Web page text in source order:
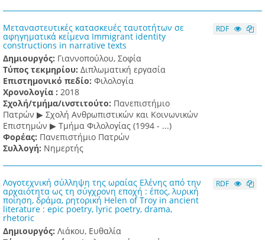
Μεταναστευτικές κατασκευές ταυτοτήτων σε
αφηγηματικά κείμενα Immigrant identity
constructions in narrative texts
Δημιουργός: Γιαννοπούλου, Σοφία
Τύπος τεκμηρίου: Διπλωματική εργασία
Επιστημονικό πεδίο: Φιλολογία
Χρονολογία : 2018
Σχολή/τμήμα/ινστιτούτο: Πανεπιστήμιο
Πατρών ▶ Σχολή Ανθρωπιστικών και Κοινωνικών
Επιστημών ▶ Τμήμα Φιλολογίας (1994 - ...)
Φορέας: Πανεπιστήμιο Πατρών
Συλλογή: Νημερτής
RDF
Λογοτεχνική σύλληψη της ωραίας Ελένης από την
αρχαιότητα ως τη σύγχρονη εποχή : έπος, λυρική
ποίηση, δράμα, ρητορική Helen of Troy in ancient
literature : epic poetry, lyric poetry, drama,
rhetoric
Δημιουργός: Λιάκου, Ευθαλία
RDF